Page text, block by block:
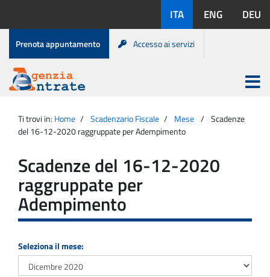
contenuto
disponibili:
ITA ENG DEU
Menu
di
servizio
Prenota appuntamento Accesso ai servizi
Agenzia
Entrate
Apri
menu
principale
Ti trovi in: Home Scadenzario Fiscale Mese
Scadenze
del 16-12-2020 raggruppate per Adempimento
Scadenze del 16-12-2020
raggruppate per
Adempimento
Seleziona il mese: